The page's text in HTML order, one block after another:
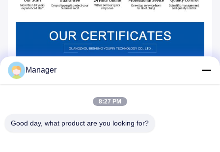
Manager
8:27 PM
Good day, what product are you looking for?